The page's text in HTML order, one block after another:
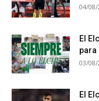
04/08/
El
para
03/08/
El